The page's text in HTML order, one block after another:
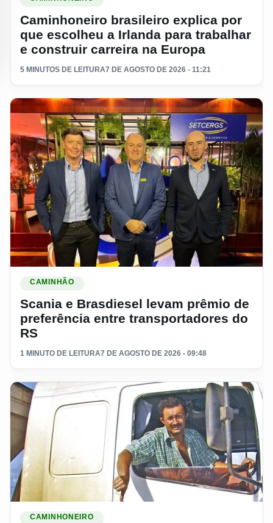
Caminhoneiro brasileiro explica por
que escolheu a Irlanda para trabalhar
e construir carreira na Europa
5 MINUTOS DE LEITURA7 DE AGOSTO DE 2026 - 11:21
CAMINHÃO
Scania e Brasdiesel levam prêmio de
preferência entre transportadores do
RS
1 MINUTO DE LEITURA7 DE AGOSTO DE 2026 - 09:48
CAMINHONEIRO